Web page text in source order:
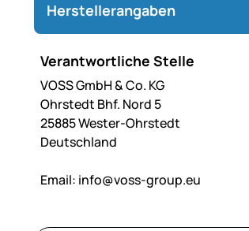
Herstellerangaben
Verantwortliche Stelle
VOSS GmbH & Co. KG
Ohrstedt Bhf. Nord 5
25885 Wester-Ohrstedt
Deutschland
Email: info@voss-group.eu